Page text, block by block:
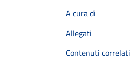
A cura di
Allegati
Contenuti correlati